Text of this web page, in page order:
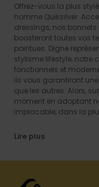
Offrez-vous la plus
homme Quiksilver.
dressings, nos
boosteront toutes vos
pointues. Digne
stylisme lifestyle, notre
fonctionnels et
ils vous garantiront
que les autres. Alors,
moment en adoptant
implacable, dans la
Lire plus